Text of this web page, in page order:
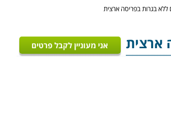
ללא בגרות בפריסה ארצית
ארצית אני מעוניין לקבל פרטים